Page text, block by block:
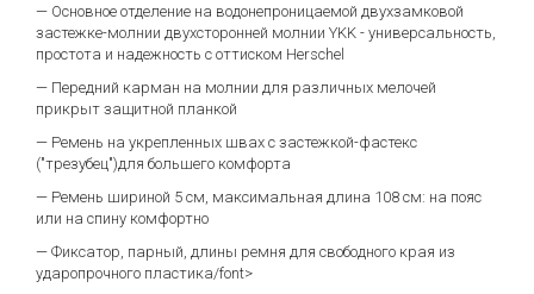
— Основное отделение на водонепроницаемой двухзамковой
застежке-молнии двухсторонней молнии YKK - универсальность,
простота и надежность с оттиском Herschel
— Передний карман на молнии для различных мелочей
прикрыт защитной планкой
— Ремень на укрепленных швах с застежкой-фастекс
("трезубец")для большего комфорта
— Ремень шириной 5 см, максимальная длина 108 см: на пояс
или на спину комфортно
— Фиксатор, парный, длины ремня для свободного края из
ударопрочного пластика/font>